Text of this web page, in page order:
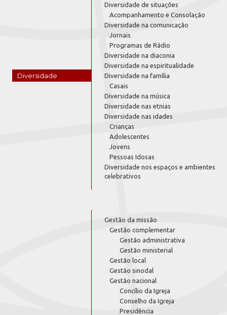
Diversidade
Diversidade de situações
Acompanhamento e Consolação
Diversidade na comunicação
Jornais
Programas de Rádio
Diversidade na diaconia
Diversidade na espiritualidade
Diversidade na família
Casais
Diversidade na música
Diversidade nas etnias
Diversidade nas idades
Crianças
Adolescentes
Jovens
Pessoas Idosas
Diversidade nos espaços e ambientes
celebrativos
Gestão da missão
Gestão complementar
Gestão administrativa
Gestão ministerial
Gestão local
Gestão sinodal
Gestão nacional
Concílio da Igreja
Conselho da Igreja
Presidência